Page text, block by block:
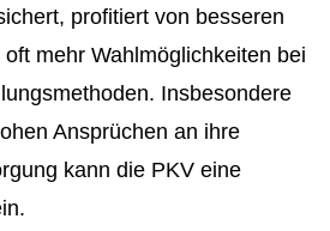
profitiert von besseren
mehr Wahlmöglichkeiten bei
Insbesondere
Ansprüchen an ihre
kann die PKV eine